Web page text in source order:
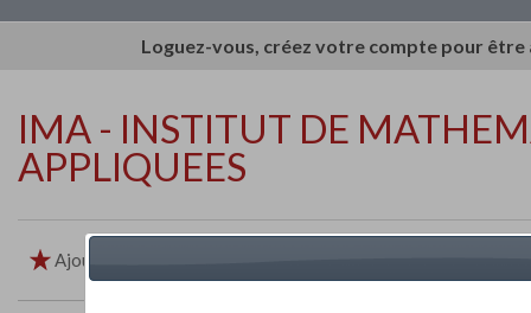
Loguez-vous, créez votre compte pour
IMA - INSTITUT DE
APPLIQUEES
Ajouter aux favoris